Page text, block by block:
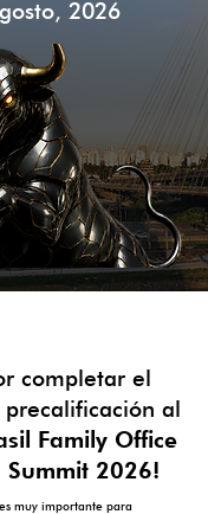
2026
completar el
al
Family Office
Summit 2026!
muy importante para